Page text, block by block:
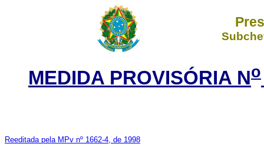
MEDIDA PROVISÓRIA No
Reeditada pela MPv nº 1662-4, de 1998